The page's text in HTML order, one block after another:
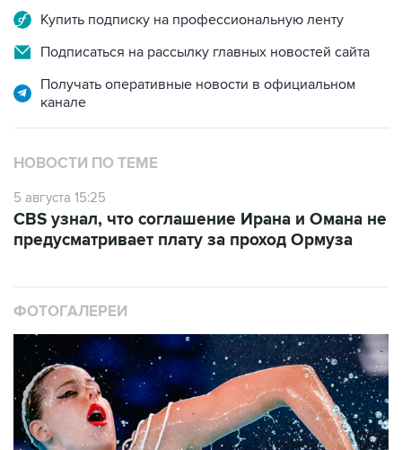
Купить подписку на профессиональную ленту
Подписаться на рассылку главных новостей сайта
Получать оперативные новости в официальном
канале
НОВОСТИ ПО ТЕМЕ
5 августа 15:25
CBS узнал, что соглашение Ирана и Омана не
предусматривает плату за проход Ормуза
ФОТОГАЛЕРЕИ